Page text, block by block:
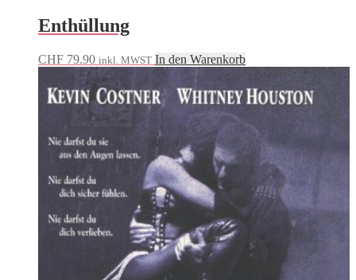
Enthüllung
CHF 79.90 inkl. MWST In den Warenkorb